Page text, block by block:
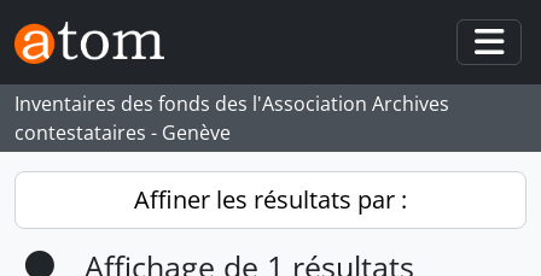
Skip to main content
Inventaires des fonds des l'Association Archives
contestataires - Genève
Affiner les résultats par :
Affichage de 1 résultats